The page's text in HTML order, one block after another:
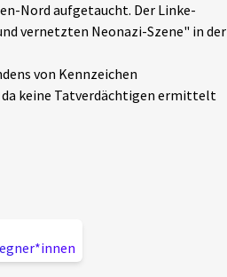
Nord aufgetaucht. Der Linke-
vernetzten Neonazi-Szene" in der
von Kennzeichen
keine Tatverdächtigen ermittelt